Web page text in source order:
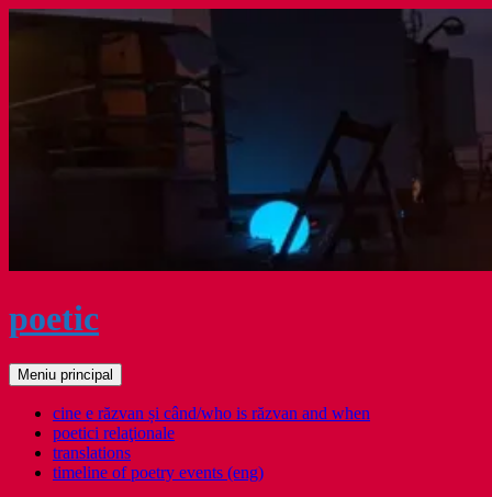
Sari
poetic
Caută
Meniu principal
cine e răzvan și când/who is răzvan and when
poetici relaţionale
translations
timeline of poetry events (eng)